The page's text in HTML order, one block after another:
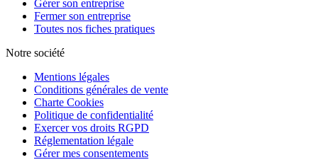
Gérer son entreprise
Fermer son entreprise
Toutes nos fiches pratiques
Notre société
Mentions légales
Conditions générales de vente
Charte Cookies
Politique de confidentialité
Exercer vos droits RGPD
Réglementation légale
Gérer mes consentements